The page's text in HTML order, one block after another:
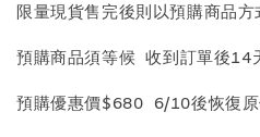
限量現貨售完後則以預購商品方
預購商品須等候 收到訂單後14
預購優惠價$680 6/10後恢復